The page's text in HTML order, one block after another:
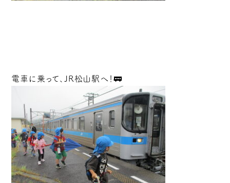
電車に乗って、JR松山駅へ！🚃